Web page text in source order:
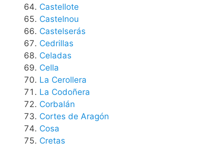
Castellote
Castelnou
Castelserás
Cedrillas
Celadas
Cella
La Cerollera
La Codoñera
Corbalán
Cortes de Aragón
Cosa
Cretas